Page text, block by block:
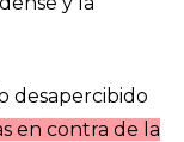
desapercibido
en contra de la